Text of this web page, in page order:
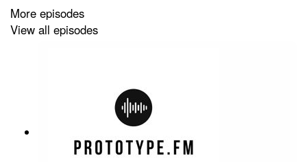
な視点で語られたエピソードです。WAVEEにつ
いて・「Give to Earn」コンセプトによる人材マ
ッチング・ブロックチェーン技術を活用した報
性・スマートコントラクトによる自動化・AIを
活用した金融革新と企業文化分析今後の展望・
Web3時代のコミュニティの重要性・AI×Web3が
生み出す新しいビジネスモデル・テクノロジー
による人材業界の変革キーワード:WAVEE、人
More episodes
View all episodes